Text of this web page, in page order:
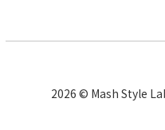
2026 © Mash Style